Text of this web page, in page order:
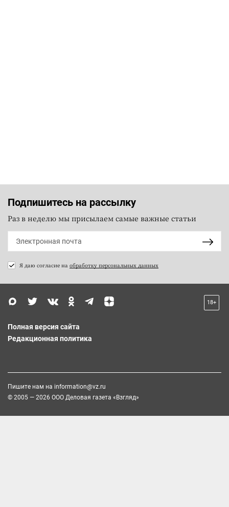
Подпишитесь на рассылку
Раз в неделю мы присылаем самые важные статьи
Я даю согласие на обработку персональных данных
18+
Полная версия сайта
Редакционная политика
Пишите нам на information@vz.ru
© 2005 — 2026 ООО Деловая газета «Взгляд»